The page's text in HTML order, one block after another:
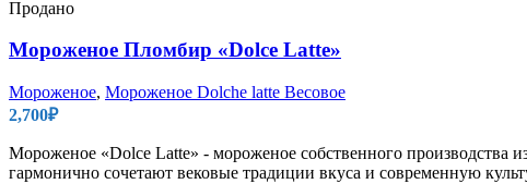
Продано
Мороженое Пломбир «Dolce Latte»
Мороженое, Мороженое Dolche latte Весовое
2,700₽
Мороженое «Dolce Latte» - мороженое собственного производства
гармонично сочетают вековые традиции вкуса и современную